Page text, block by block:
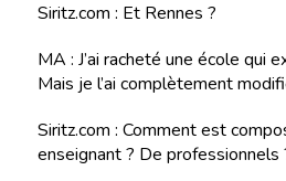
Siritz.com : Et Rennes ?
MA : J’ai racheté une école qui
Mais je l’ai complètement
Siritz.com : Comment est
enseignant ? De professionnels